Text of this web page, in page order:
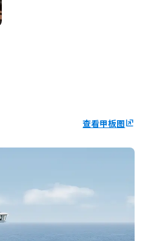
查看甲板图ungroup